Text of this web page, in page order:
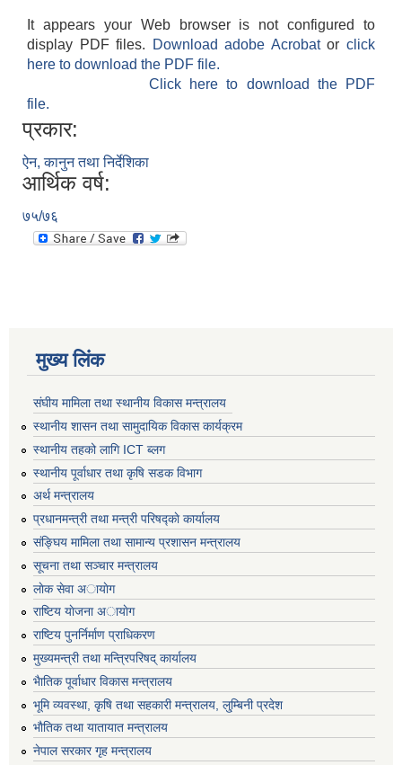
It appears your Web browser is not configured to
display PDF files.
Download adobe Acrobatorclick
here to download the PDF file.
Click here to download the PDF
file.
प्रकार:
ऐन, कानुन तथा निर्देशिका
आर्थिक वर्ष:
७५/७६
मुख्य लिंक
संघीय मामिला तथा स्थानीय विकास मन्त्रालय
स्थानीय शासन तथा सामुदायिक विकास कार्यक्रम
स्थानीय तहको लागि ICT ब्लग
स्थानीय पूर्वाधार तथा कृषि सडक विभाग
अर्थ मन्त्रालय
प्रधानमन्त्री तथा मन्त्री परिषद्काे कार्यालय
संङ्घिय मामिला तथा सामान्य प्रशासन मन्त्रालय
सूचना तथा सञ्चार मन्त्रालय
लाेक सेवा अायाेग
राष्टिय याेजना अायाेग
राष्टिय पुनर्निर्माण प्राधिकरण
मुख्यमन्त्री तथा मन्त्रिपरिषद् कार्यालय
भैातिक पूर्वाधार विकास मन्त्रालय
भूमि व्यवस्था, कृषि तथा सहकारी मन्त्रालय, लु्म्बिनी प्रदेश
भाैतिक तथा यातायात मन्त्रालय
नेपाल सरकार गृह मन्त्रालय